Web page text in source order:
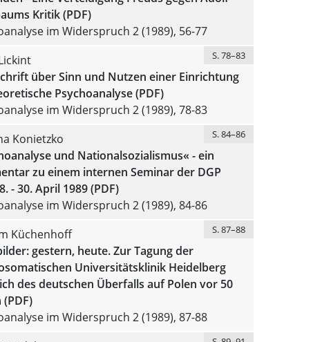
Kritik (PDF)
im Widerspruch 2 (1989), 56-77
S. 78–83
über Sinn und Nutzen einer Einrichtung
Psychoanalyse (PDF)
im Widerspruch 2 (1989), 78-83
Konietzko
S. 84–86
und Nationalsozialismus« - ein
zu einem internen Seminar der DGP
- 30. April 1989 (PDF)
im Widerspruch 2 (1989), 84-86
Küchenhoff
S. 87–88
gestern, heute. Zur Tagung der
Universitätsklinik Heidelberg
des deutschen Überfalls auf Polen vor 50
(PDF)
im Widerspruch 2 (1989), 87-88